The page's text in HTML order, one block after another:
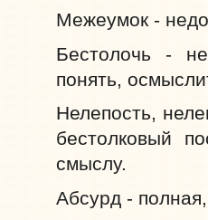
Межеумок -
Бестолочь -
понять,
Нелепость,
бестолковый
смыслу.
Абсурд -